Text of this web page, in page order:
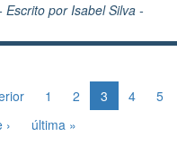
Escrito porIsabel Silva -
1 2 3 4 5
› última »